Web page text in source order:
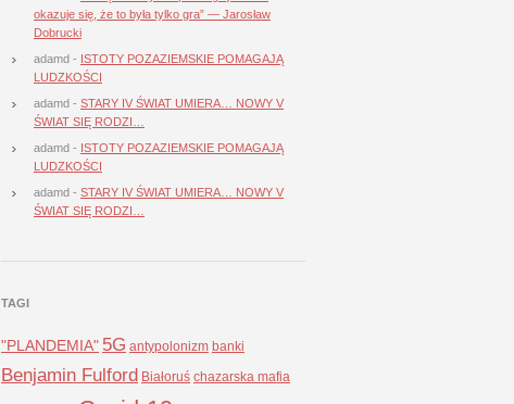
okazuje się, że to była tylko gra” — Jarosław
Dobrucki
adamd - ISTOTY POZAZIEMSKIE POMAGAJĄ
LUDZKOŚCI
adamd - STARY IV ŚWIAT UMIERA… NOWY V
ŚWIAT SIĘ RODZI…
adamd - ISTOTY POZAZIEMSKIE POMAGAJĄ
LUDZKOŚCI
adamd - STARY IV ŚWIAT UMIERA… NOWY V
ŚWIAT SIĘ RODZI…
TAGI
"PLANDEMIA" 5G antypolonizm banki
Benjamin Fulford Białoruś chazarska mafia